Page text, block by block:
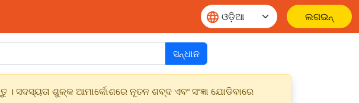
ଲଗଇନ୍
ସନ୍ଧାନ
ଶୁଳ୍କ ଆମାର୍କୋଶରେ ନୂତନ ଶବ୍ଦ ଏବଂ ସଂଜ୍ଞା ଯୋଡିବାରେ